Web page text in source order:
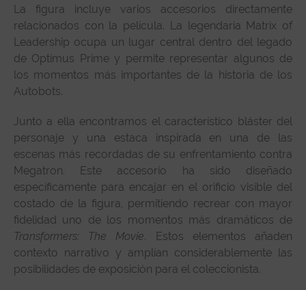
La figura incluye varios accesorios directamente
relacionados con la película. La legendaria Matrix of
Leadership ocupa un lugar central dentro del legado
de Optimus Prime y permite representar algunos de
los momentos más importantes de la historia de los
Autobots.
Junto a ella encontramos el característico bláster del
personaje y una estaca inspirada en una de las
escenas más recordadas de su enfrentamiento contra
Megatron. Este accesorio ha sido diseñado
específicamente para encajar en el orificio visible del
costado de la figura, permitiendo recrear con mayor
fidelidad uno de los momentos más dramáticos de
Transformers: The Movie. Estos elementos añaden
contexto narrativo y amplían considerablemente las
posibilidades de exposición para el coleccionista.